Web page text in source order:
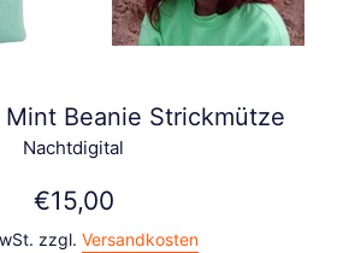
Beanie Strickmütze
Nachtdigital
Normaler
€15,00
zzgl. Versandkosten